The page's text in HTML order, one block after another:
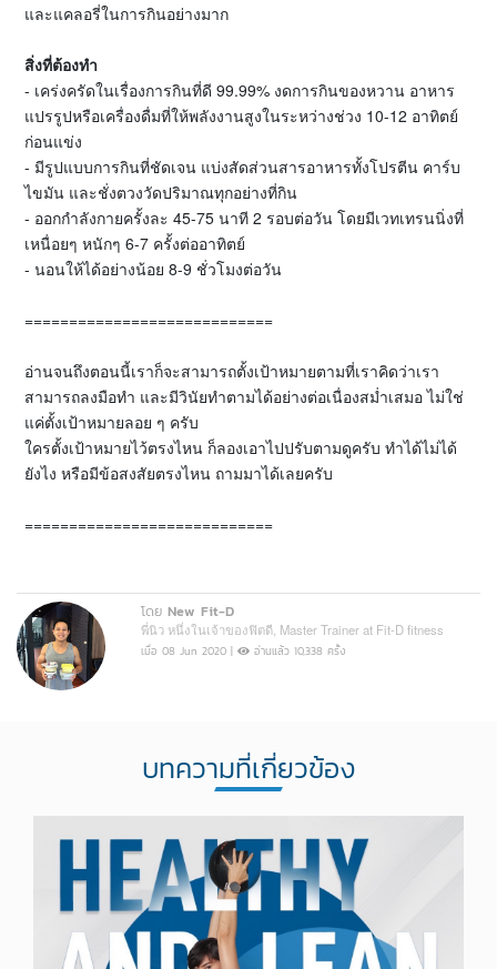
และแคลอรี่ในการกินอย่างมาก
สิ่งที่ต้องทำ
- เคร่งครัดในเรื่องการกินที่ดี 99.99% งดการกินของหวาน อาหาร
แปรรูปหรือเครื่องดื่มที่ให้พลังงานสูงในระหว่างช่วง 10-12 อาทิตย์
ก่อนแข่ง
- มีรูปแบบการกินที่ชัดเจน แบ่งสัดส่วนสารอาหารทั้งโปรตีน คาร์บ
ไขมัน และชั่งตวงวัดปริมาณทุกอย่างที่กิน
- ออกกำลังกายครั้งละ 45-75 นาที 2 รอบต่อวัน โดยมีเวทเทรนนิ่งที่
เหนื่อยๆ หนักๆ 6-7 ครั้งต่ออาทิตย์
- นอนให้ได้อย่างน้อย 8-9 ชั่วโมงต่อวัน
============================
อ่านจนถึงตอนนี้เราก็จะสามารถตั้งเป้าหมายตามที่เราคิดว่าเรา
สามารถลงมือทำ และมีวินัยทำตามได้อย่างต่อเนื่องสม่ำเสมอ ไม่ใช่
แค่ตั้งเป้าหมายลอย ๆ ครับ
ใครตั้งเป้าหมายไว้ตรงไหน ก็ลองเอาไปปรับตามดูครับ ทำได้ไม่ได้
ยังไง หรือมีข้อสงสัยตรงไหน ถามมาได้เลยครับ
============================
โดย New Fit-D
พี่นิว หนึ่งในเจ้าของฟิตดี, Master Trainer at Fit-D fitness
เมื่อ 08 Jun 2020 | อ่านแล้ว 10,338 ครั้ง
บทความที่เกี่ยวข้อง